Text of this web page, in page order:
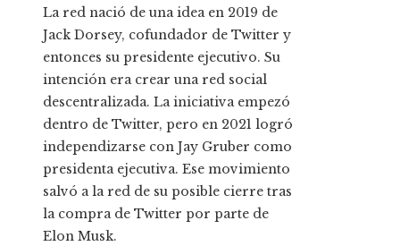
La red nació de una idea en 2019 de
Jack Dorsey, cofundador de Twitter y
entonces su presidente ejecutivo. Su
intención era crear una red social
descentralizada. La iniciativa empezó
dentro de Twitter, pero en 2021 logró
independizarse con Jay Gruber como
presidenta ejecutiva. Ese movimiento
salvó a la red de su posible cierre tras
la compra de Twitter por parte de
Elon Musk.